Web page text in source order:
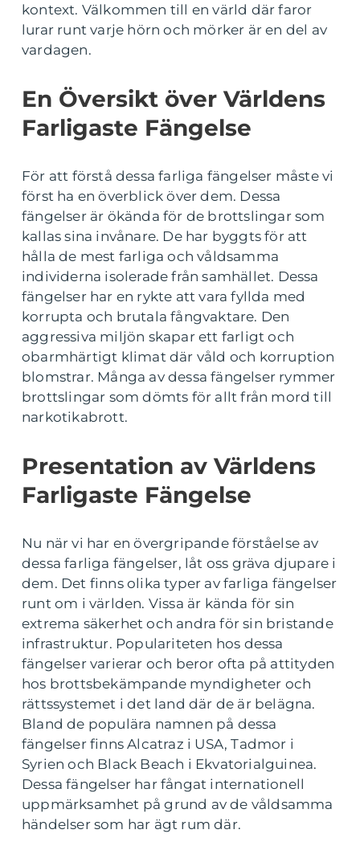
kontext. Välkommen till en värld där faror
lurar runt varje hörn och mörker är en del av
vardagen.
En Översikt över Världens
Farligaste Fängelse
För att förstå dessa farliga fängelser måste vi
först ha en överblick över dem. Dessa
fängelser är ökända för de brottslingar som
kallas sina invånare. De har byggts för att
hålla de mest farliga och våldsamma
individerna isolerade från samhället. Dessa
fängelser har en rykte att vara fyllda med
korrupta och brutala fångvaktare. Den
aggressiva miljön skapar ett farligt och
obarmhärtigt klimat där våld och korruption
blomstrar. Många av dessa fängelser rymmer
brottslingar som dömts för allt från mord till
narkotikabrott.
Presentation av Världens
Farligaste Fängelse
Nu när vi har en övergripande förståelse av
dessa farliga fängelser, låt oss gräva djupare i
dem. Det finns olika typer av farliga fängelser
runt om i världen. Vissa är kända för sin
extrema säkerhet och andra för sin bristande
infrastruktur. Populariteten hos dessa
fängelser varierar och beror ofta på attityden
hos brottsbekämpande myndigheter och
rättssystemet i det land där de är belägna.
Bland de populära namnen på dessa
fängelser finns Alcatraz i USA, Tadmor i
Syrien och Black Beach i Ekvatorialguinea.
Dessa fängelser har fångat internationell
uppmärksamhet på grund av de våldsamma
händelser som har ägt rum där.